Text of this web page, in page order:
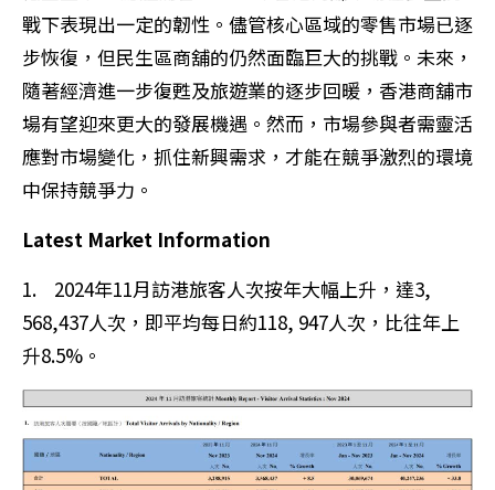
戰下表現出一定的韌性。儘管核心區域的零售市場已逐
步恢復，但民生區商舖的仍然面臨巨大的挑戰。未來，
隨著經濟進一步復甦及旅遊業的逐步回暖，香港商舖市
場有望迎來更大的發展機遇。然而，市場參與者需靈活
應對市場變化，抓住新興需求，才能在競爭激烈的環境
中保持競爭力。
Latest Market Information
1. 2024年11月訪港旅客人次按年大幅上升，達3,
568,437人次，即平均每日約118, 947人次，比往年上
升8.5%。